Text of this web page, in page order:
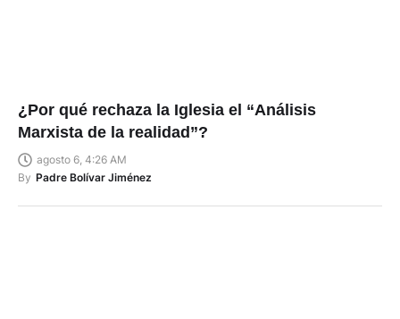
¿Por qué rechaza la Iglesia el “Análisis
Marxista de la realidad”?
agosto 6, 4:26 AM
By Padre Bolívar Jiménez